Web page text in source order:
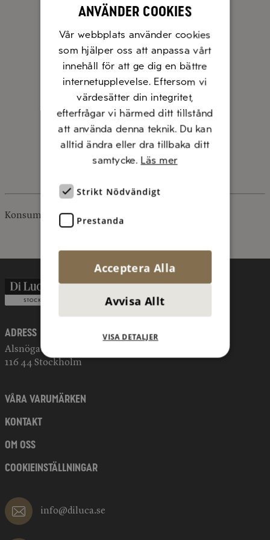
Konsumentkontakt Di Luca kundforum
Adress
Alsnögatan 11
116 44 Stockholm
VÅRA VARUMÄRKEN
KONTAKT
OM OSS
COOKIEINSTÄLLNINGAR
info@diluca.se
använder cookies
Vår webbplats använder cookies
som hjälper oss att anpassa vårt
innehåll för att ge dig en bättre
internetupplevelse. Eftersom vi
värdesätter din integritet,
efterfrågar vi härmed ditt tillstånd
att använda denna teknik. Du kan
alltid ändra eller dra tillbaka ditt
samtycke. Läs mer
Strikt Nödvändigt
Prestanda
Acceptera Alla
Avvisa Allt
VISA DETALJER